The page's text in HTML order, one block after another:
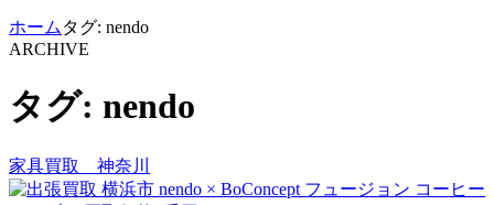
ホーム タグ: nendo
ARCHIVE
タグ: nendo
家具買取 神奈川